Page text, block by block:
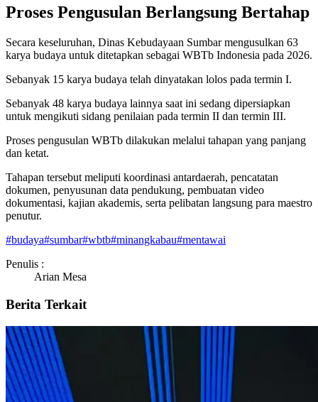
Proses Pengusulan Berlangsung Bertahap
Secara keseluruhan, Dinas Kebudayaan Sumbar mengusulkan 63
karya budaya untuk ditetapkan sebagai WBTb Indonesia pada 2026.
Sebanyak 15 karya budaya telah dinyatakan lolos pada termin I.
Sebanyak 48 karya budaya lainnya saat ini sedang dipersiapkan
untuk mengikuti sidang penilaian pada termin II dan termin III.
Proses pengusulan WBTb dilakukan melalui tahapan yang panjang
dan ketat.
Tahapan tersebut meliputi koordinasi antardaerah, pencatatan
dokumen, penyusunan data pendukung, pembuatan video
dokumentasi, kajian akademis, serta pelibatan langsung para maestro
penutur.
#budaya#sumbar#wbtb#minangkabau#mentawai
Penulis :
Arian Mesa
Berita Terkait